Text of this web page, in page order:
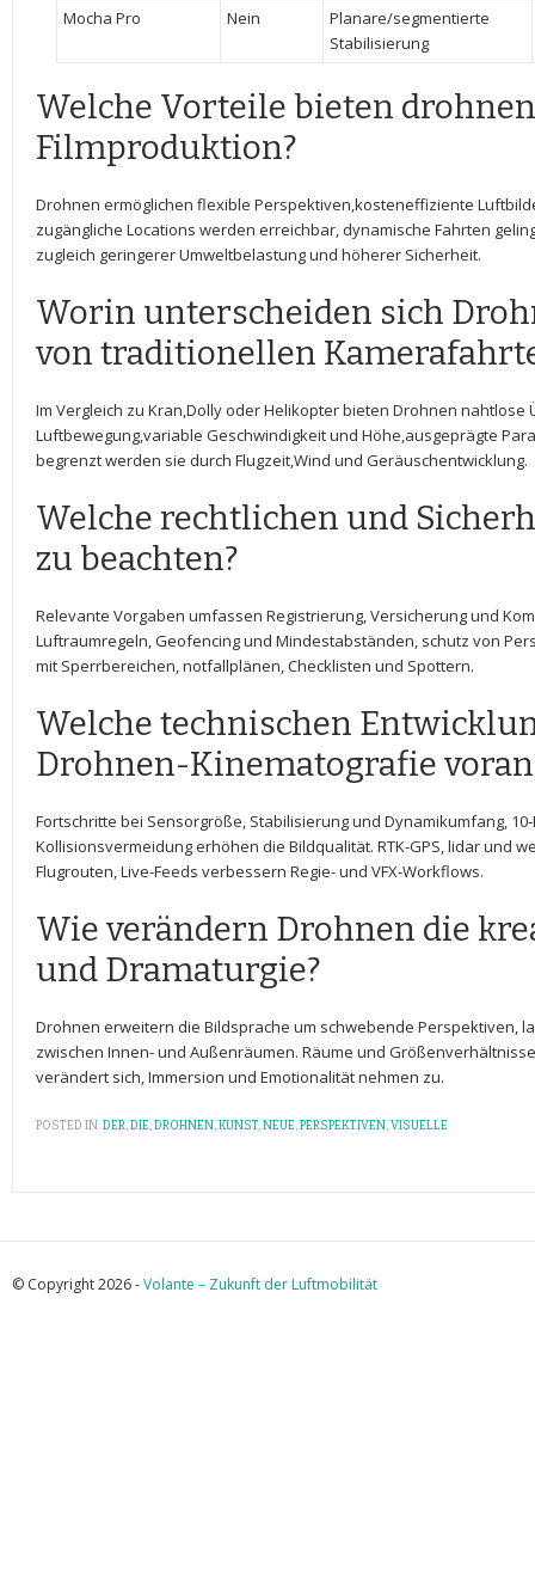
Mocha Pro Nein
Planare/segmentierte
Stabilisierung
Welche Vorteile bieten
⁣Filmproduktion?
Drohnen ⁣ermöglichen flexible Perspektiven,kosteneffiziente
zugängliche Locations werden erreichbar, dynamische Fahrten
zugleich geringerer Umweltbelastung und höherer⁤ Sicherheit.
Worin unterscheiden sich
von traditionellen
Im ⁤Vergleich zu Kran,Dolly oder Helikopter bieten​ Drohnen nahtlose
Luftbewegung,variable ⁢Geschwindigkeit und Höhe,ausgeprägte
begrenzt werden⁣ sie durch Flugzeit,Wind und Geräuschentwicklung.
Welche rechtlichen und
zu beachten?
Relevante Vorgaben umfassen Registrierung, ⁤Versicherung‌ und
Luftraumregeln, Geofencing und Mindestabständen,‌ schutz von
mit ⁢Sperrbereichen, ⁢notfallplänen, ‍Checklisten und Spottern.
Welche technischen
Drohnen-Kinematografie
Fortschritte bei Sensorgröße, Stabilisierung und Dynamikumfang,
Kollisionsvermeidung erhöhen ⁣die Bildqualität. RTK-GPS, lidar und
Flugrouten, Live-Feeds ‍verbessern Regie- und ‍VFX-Workflows.
Wie verändern Drohnen die
und Dramaturgie?
Drohnen erweitern ⁢die Bildsprache um schwebende Perspektiven,
zwischen Innen- und Außenräumen. Räume und
verändert sich, Immersion und Emotionalität nehmen zu.
POSTED IN:DER,DIE,DROHNEN,KUNST,NEUE,PERSPEKTIVEN,VISUELLE
© Copyright 2026 -Volante – Zukunft der Luftmobilität